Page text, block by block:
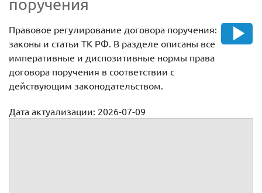
поручения
Правовое регулирование договора поручения:
законы и статьи ТК РФ. В разделе описаны все
императивные и диспозитивные нормы права
договора поручения в соответствии с
действующим законодательством.
Дата актуализации: 2026-07-09